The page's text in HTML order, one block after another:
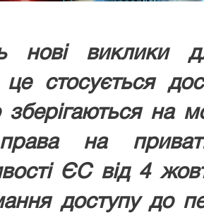
нові виклики
стосується
на
на
ЄС від 4
доступу до